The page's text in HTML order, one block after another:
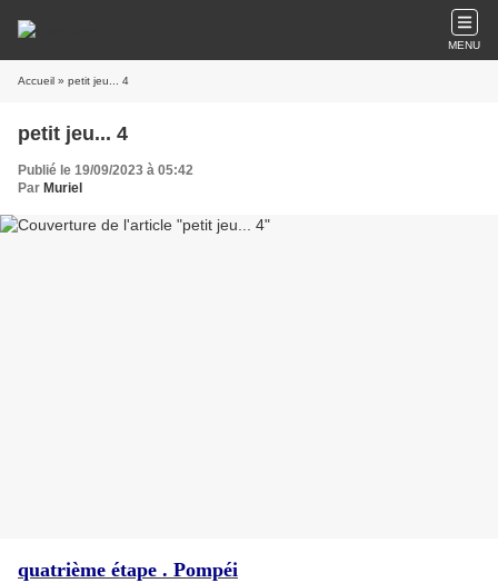
MENU
Accueil » petit jeu... 4
petit jeu... 4
Publié le 19/09/2023 à 05:42
Par Muriel
quatrième étape . Pompéi